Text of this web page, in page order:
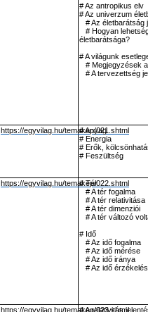
# Az antropikus elv
# Az univerzum
# Az életbarátság
# Hogyan
életbarátsága?
# A világunk
# Megjegyzések
# A tervezettség
https://egyvilag.hu/temakep/021.shtml
# Anyag
# Energia
# Erők,
# Feszültség
https://egyvilag.hu/temakep/022.shtml
# Tér
# A tér fogalma
# A tér relativitása
# A tér dimenziói
# A tér változó
# Idő
# Az idő fogalma
# Az idő mérése
# Az idő iránya
# Az idő
https://egyvilag.hu/temakep/023.shtml
# A relativitás